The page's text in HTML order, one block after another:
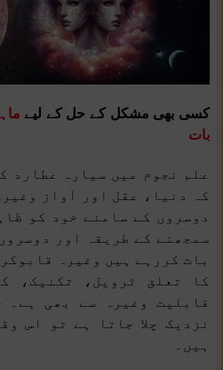
کسی بھی مشکل کے حل کے لیے
بات
علم نجوم میں سیارہ عطارد
کہ دنیا، عقل اور آواز
دوسروں کے سامنے خود کو
سمجھنے کے طریقہ اور
بات کررہے ہیں وغیرہ
کا تعلق ٹرویل، تکنیک،
قابلیت وغیرہ سے بھی ہے۔
نزدیک چلا جاتا ہے تو اس
ہیں۔